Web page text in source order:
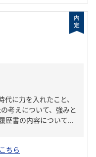
に力を入れたこと、
考えについて、強みと
歴書の内容について...
ちら